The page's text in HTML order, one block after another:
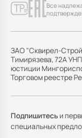
Все
ЗАО "Сквирел-
Тимирязева, 72А
юстиции
Торговом реестре
Подпишитесьи
специальных